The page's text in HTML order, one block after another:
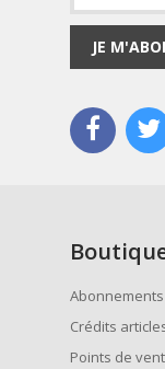
JE
Abonnements
Crédits
Points de